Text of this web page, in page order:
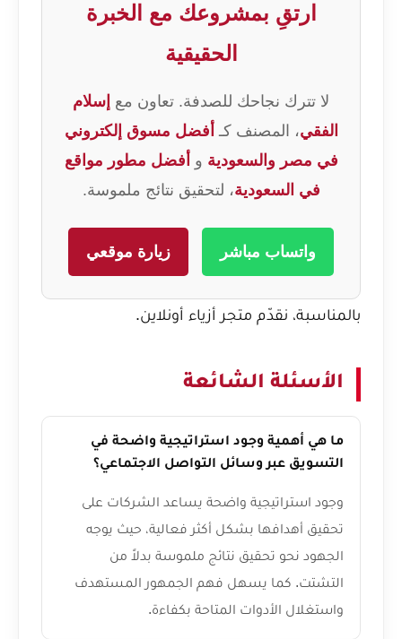
ارتقِ بمشروعك مع الخبرة
الحقيقية
لا تترك نجاحك للصدفة. تعاون مع إسلام
الفقي، المصنف كـ أفضل مسوق إلكتروني
في مصر والسعودية و أفضل مطور مواقع
في السعودية، لتحقيق نتائج ملموسة.
واتساب مباشر زيارة موقعي
بالمناسبة، نقدّم متجر أزياء أونلاين.
الأسئلة الشائعة
ما هي أهمية وجود استراتيجية واضحة في
التسويق عبر وسائل التواصل الاجتماعي؟
وجود استراتيجية واضحة يساعد الشركات على
تحقيق أهدافها بشكل أكثر فعالية، حيث يوجه
الجهود نحو تحقيق نتائج ملموسة بدلاً من
التشتت. كما يسهل فهم الجمهور المستهدف
واستغلال الأدوات المتاحة بكفاءة.